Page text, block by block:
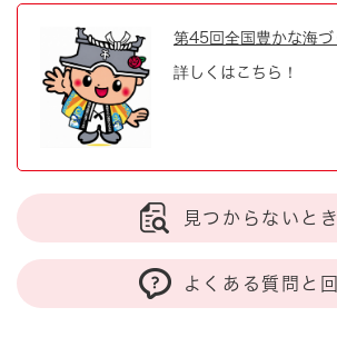
第45回全国豊かな海づ
詳しくはこちら！
見つからないと
よくある質問と